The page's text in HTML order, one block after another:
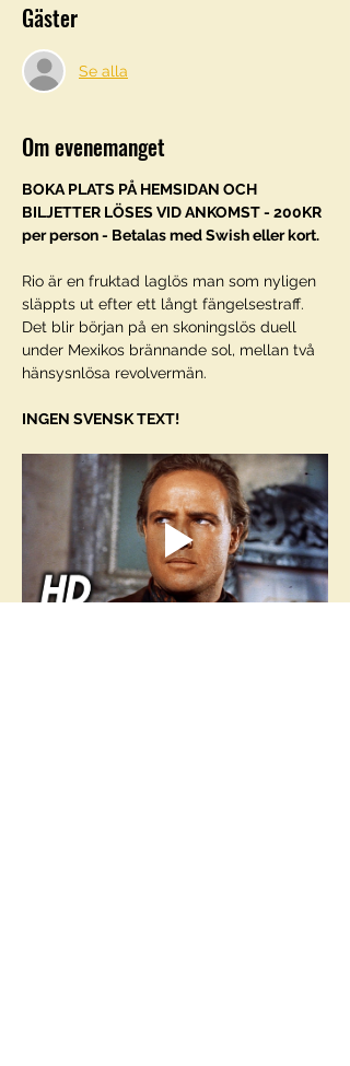
Gäster
Se alla
Om evenemanget
BOKA PLATS PÅ HEMSIDAN OCH
BILJETTER LÖSES VID ANKOMST - 200KR
per person - Betalas med Swish eller kort.
Rio är en fruktad laglös man som nyligen
släppts ut efter ett långt fängelsestraff.
Det blir början på en skoningslös duell
under Mexikos brännande sol, mellan två
hänsysnlösa revolvermän.
INGEN SVENSK TEXT!